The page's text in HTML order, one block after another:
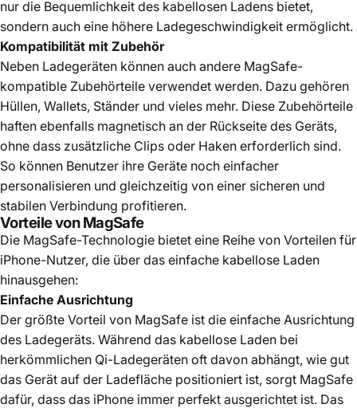
nur die Bequemlichkeit des kabellosen Ladens bietet,
sondern auch eine höhere Ladegeschwindigkeit ermöglicht.
Kompatibilität mit Zubehör
Neben Ladegeräten können auch andere MagSafe-
kompatible Zubehörteile verwendet werden. Dazu gehören
Hüllen, Wallets, Ständer und vieles mehr. Diese Zubehörteile
haften ebenfalls magnetisch an der Rückseite des Geräts,
ohne dass zusätzliche Clips oder Haken erforderlich sind.
So können Benutzer ihre Geräte noch einfacher
personalisieren und gleichzeitig von einer sicheren und
stabilen Verbindung profitieren.
Vorteile von MagSafe
Die MagSafe-Technologie bietet eine Reihe von Vorteilen für
iPhone-Nutzer, die über das einfache kabellose Laden
hinausgehen:
Einfache Ausrichtung
Der größte Vorteil von MagSafe ist die einfache Ausrichtung
des Ladegeräts. Während das kabellose Laden bei
herkömmlichen Qi-Ladegeräten oft davon abhängt, wie gut
das Gerät auf der Ladefläche positioniert ist, sorgt MagSafe
dafür, dass das iPhone immer perfekt ausgerichtet ist. Das